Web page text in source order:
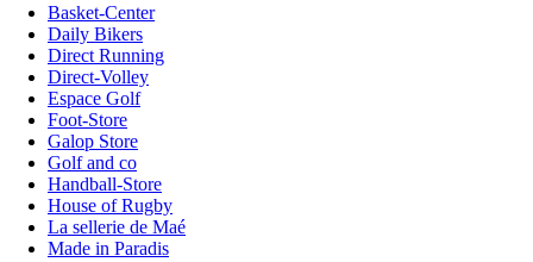
Basket-Center
Daily Bikers
Direct Running
Direct-Volley
Espace Golf
Foot-Store
Galop Store
Golf and co
Handball-Store
House of Rugby
La sellerie de Maé
Made in Paradis